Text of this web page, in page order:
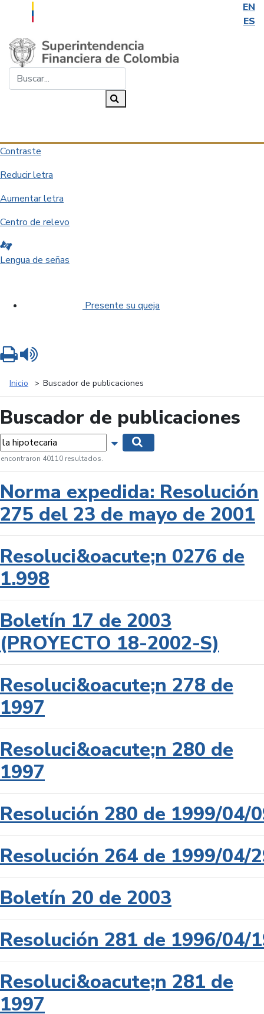
EN
ES
Saltar al contenido principal
Contraste
Reducir letra
Aumentar letra
Centro de relevo
Lengua de señas
Presente su queja
Inicio Buscador de publicaciones
Buscador de publicaciones
Mostrar opciones de búsqueda
encontraron 40110 resultados.
Norma expedida: Resolución
275 del 23 de mayo de 2001
Resoluci&oacute;n 0276 de
1.998
Boletín 17 de 2003
(PROYECTO 18-2002-S)
Resoluci&oacute;n 278 de
1997
Resoluci&oacute;n 280 de
1997
Resolución 280 de 1999/04/
Resolución 264 de 1999/04/
Boletín 20 de 2003
Resolución 281 de 1996/04/
Resoluci&oacute;n 281 de
1997
Imprimir